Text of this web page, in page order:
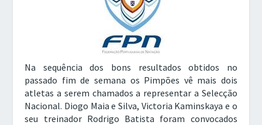
Na sequência dos bons resultados obtidos no
passado fim de semana os Pimpões vê mais dois
atletas a serem chamados a representar a Selecção
Nacional. Diogo Maia e Silva, Victoria Kaminskaya e o
seu treinador Rodrigo Batista foram convocados